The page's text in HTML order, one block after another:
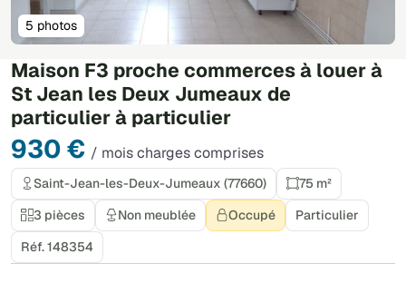
Maison F3 proche commerces à louer à
St Jean les Deux Jumeaux de
particulier à particulier
930 € / mois charges comprises
5 photos
Saint-Jean-les-Deux-Jumeaux (77660)
75 m²
3 pièces
Non meublée Occupé
Particulier
Réf. 148354